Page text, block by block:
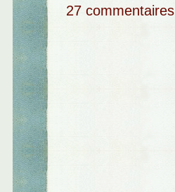
27 commentaires